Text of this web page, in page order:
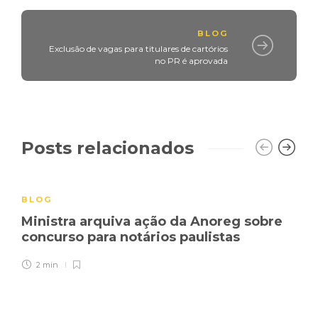
BLOG
Exclusão de vagas para titulares de cartórios
no PR é aprovada
Posts relacionados
BLOG
Ministra arquiva ação da Anoreg sobre
concurso para notários paulistas
2 min